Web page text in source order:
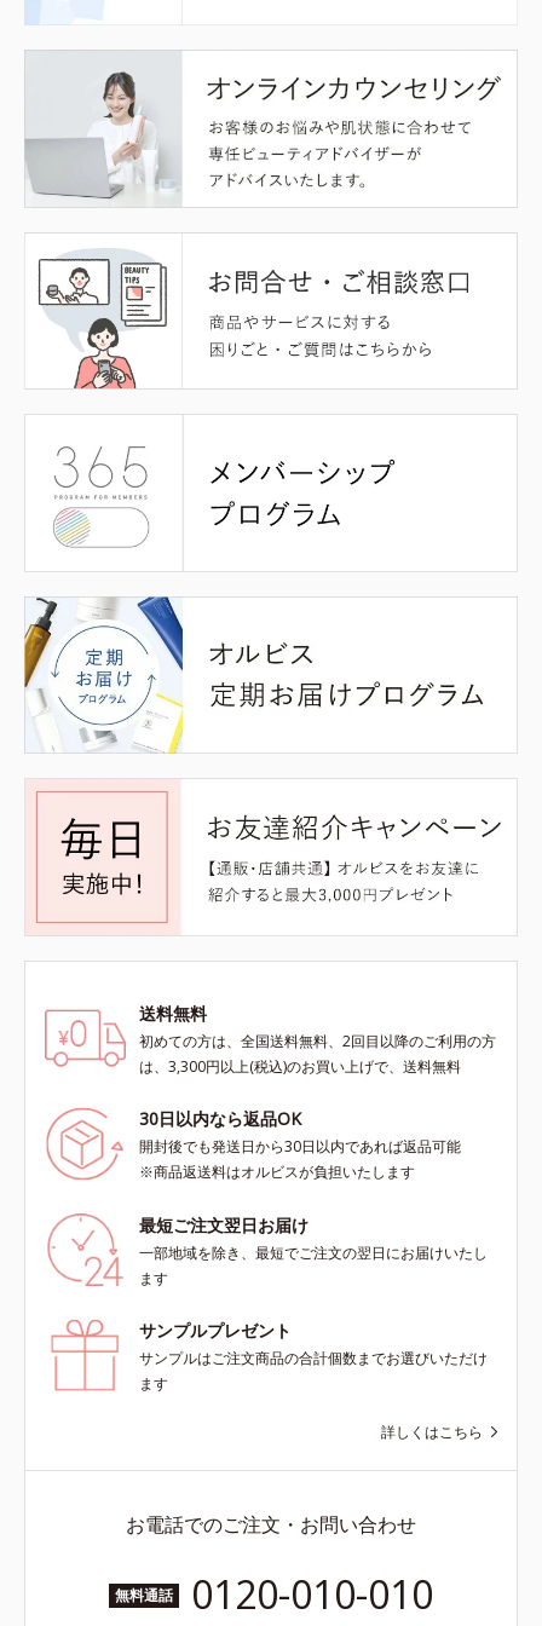
送料無料
初めての方は、全国送料無料、2回目以降のご利用の方
は、3,300円以上(税込)のお買い上げで、送料無料
30日以内なら返品OK
開封後でも発送日から30日以内であれば返品可能
※商品返送料はオルビスが負担いたします
最短ご注文翌日お届け
一部地域を除き、最短でご注文の翌日にお届けいたし
ます
サンプルプレゼント
サンプルはご注文商品の合計個数までお選びいただけ
ます
詳しくはこちら
お電話でのご注文・お問い合わせ
無料通話 0120-010-010